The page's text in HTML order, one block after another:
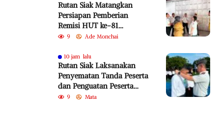
Rutan Siak Matangkan
Persiapan Pemberian
Remisi HUT ke-81
Kemerdekaan RI
9 Ade Monchai
10 jam lalu
Rutan Siak Laksanakan
Penyematan Tanda Peserta
dan Penguatan Peserta
Program MagangHub Batch
9 Mata